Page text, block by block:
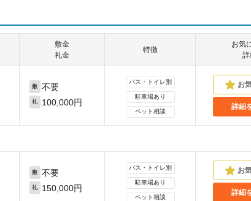
敷金
礼金
特徴
お気
詳
敷 不要
礼 100,000円
バス・トイレ別
駐車場あり
ペット相談
詳細
敷 不要
礼 150,000円
バス・トイレ別
駐車場あり
ペット相談
詳細